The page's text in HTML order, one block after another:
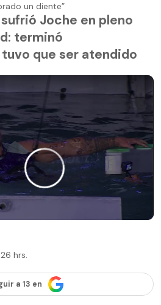
un diente”
Joche en pleno
terminó
que ser atendido
hrs.
a 13 en